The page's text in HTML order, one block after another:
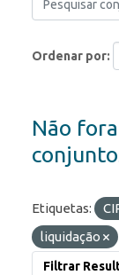
Ordenar por
Não
Etiquetas:
liquidação
Filtrar